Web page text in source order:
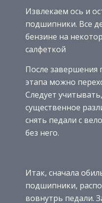
Извлекаем ось и
подшипники. Все
бензине на
салфеткой
После завершения
этапа можно
Следует
существенное
снять педали с
без него.
Итак, сначала
подшипники,
вовнутрь педали.